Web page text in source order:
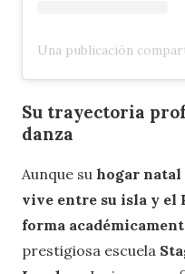
Su trayectoria
danza
Aunque su hogar natal
vive entre su isla y el
forma
prestigiosa escuela